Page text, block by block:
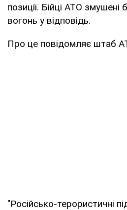
позиції. Бійці АТО змушені
вогонь у відповідь.
Про це повідомляє штаб
"Російсько-терористичні